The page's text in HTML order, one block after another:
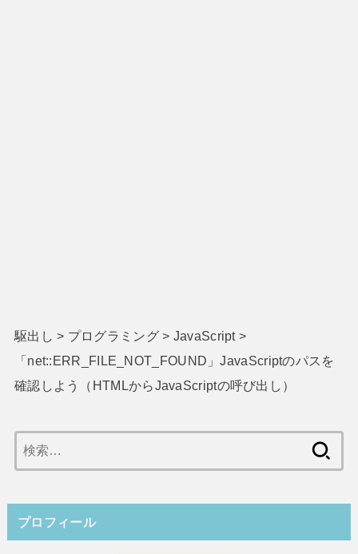
駆出し > プログラミング> JavaScript>
「net::ERR_FILE_NOT_FOUND」JavaScriptのパスを
確認しよう（HTMLからJavaScriptの呼び出し）
索:
プロフィール